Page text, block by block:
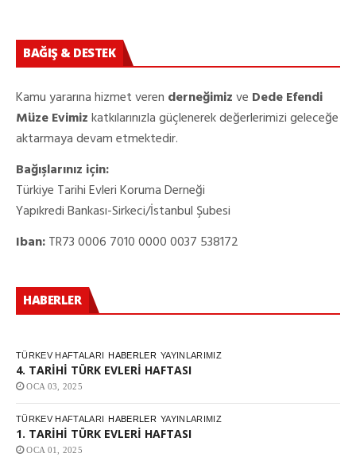
BAĞIŞ & DESTEK
Kamu yararına hizmet veren derneğimizve Dede Efendi
Müze Evimizkatkılarınızla güçlenerek değerlerimizi geleceğe
aktarmaya devam etmektedir.
Bağışlarınız için:
Türkiye Tarihi Evleri Koruma Derneği
Yapıkredi Bankası-Sirkeci/İstanbul Şubesi
Iban:TR73 0006 7010 0000 0037 538172
HABERLER
TÜRKEV HAFTALARI HABERLER YAYINLARIMIZ
4. TARİHİ TÜRK EVLERİ HAFTASI
OCA 03, 2025
TÜRKEV HAFTALARI HABERLER YAYINLARIMIZ
1. TARİHİ TÜRK EVLERİ HAFTASI
OCA 01, 2025